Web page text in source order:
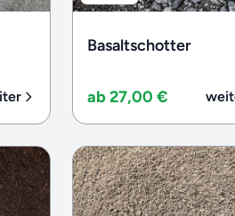
Basaltschotter
ab 27,00 €